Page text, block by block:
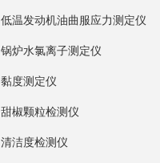
低温发动机油曲服应力测定仪
锅炉水氯离子测定仪
黏度测定仪
甜椒颗粒检测仪
清洁度检测仪